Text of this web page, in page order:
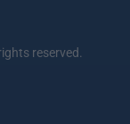
reserved.